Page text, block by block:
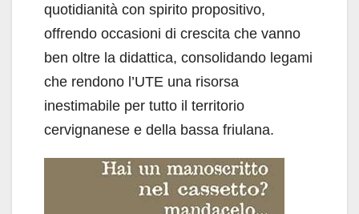
quotidianità con spirito propositivo,
offrendo occasioni di crescita che vanno
ben oltre la didattica, consolidando legami
che rendono l’UTE una risorsa
inestimabile per tutto il territorio
cervignanese e della bassa friulana.